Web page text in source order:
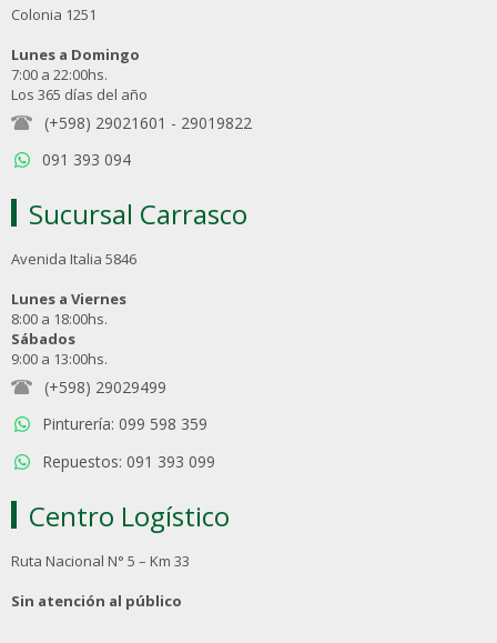
Colonia 1251
Lunes a Domingo
7:00 a 22:00hs.
Los 365 días del año
(+598) 29021601 - 29019822
091 393 094
Sucursal Carrasco
Avenida Italia 5846
Lunes a Viernes
8:00 a 18:00hs.
Sábados
9:00 a 13:00hs.
(+598) 29029499
Pinturería: 099 598 359
Repuestos: 091 393 099
Centro Logístico
Ruta Nacional N° 5 – Km 33
Sin atención al público